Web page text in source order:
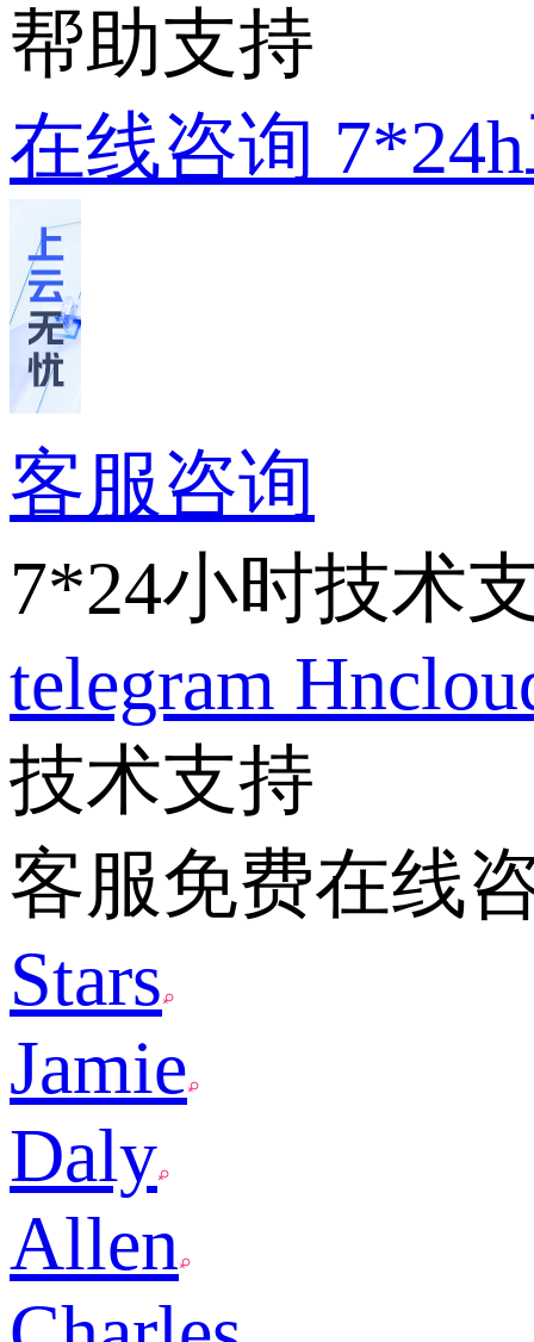
帮助支持
在线咨询
客服咨询
7*24小时技术
telegram
技术支持
客服免费在线
Stars
Jamie
Daly
Allen